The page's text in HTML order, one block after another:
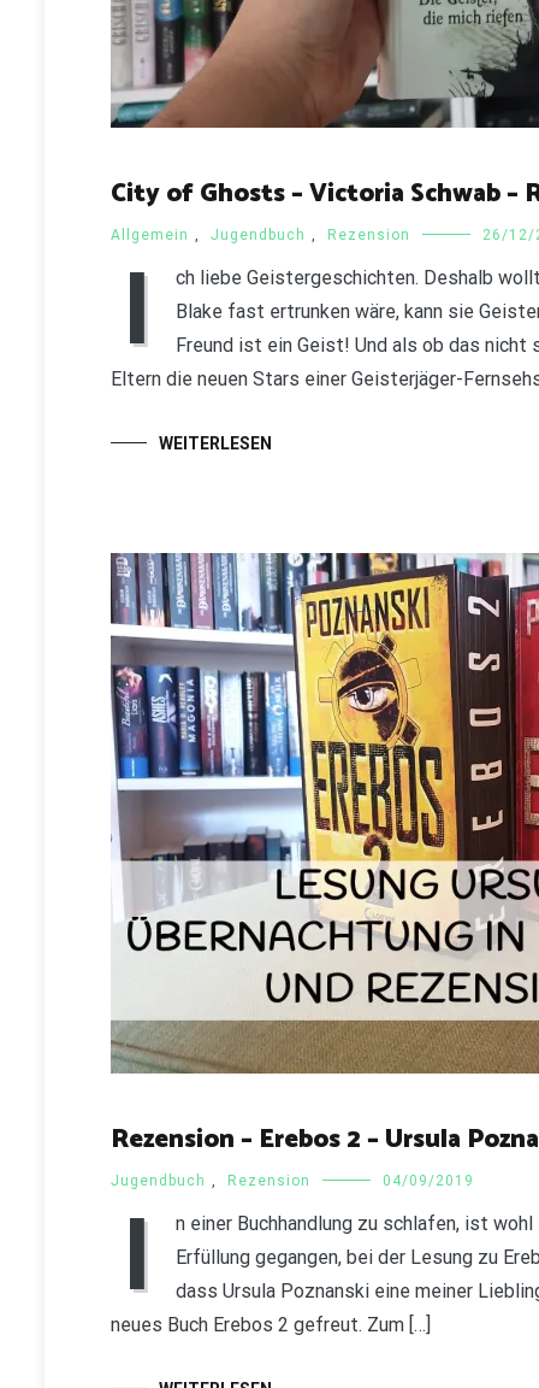
City of Ghosts – Victoria Schwab –
Allgemein , Jugendbuch , Rezension 26/12/
I
ch liebe Geistergeschichten. Deshalb
Blake fast ertrunken wäre, kann sie
Freund ist ein Geist! Und als ob das nicht
Eltern die neuen Stars einer Geisterjäger-
WEITERLESEN
Rezension – Erebos 2 – Ursula
Jugendbuch , Rezension 04/09/2019
I
n einer Buchhandlung zu schlafen, ist
Erfüllung gegangen, bei der Lesung zu
dass Ursula Poznanski eine meiner
neues Buch Erebos 2 gefreut. Zum […]